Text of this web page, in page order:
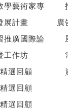
學藝術家專
展計畫
推廣國際論
工作坊
選回顧
選回顧
選回顧
廣